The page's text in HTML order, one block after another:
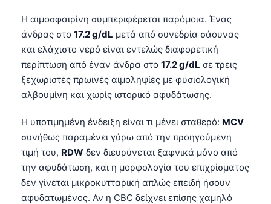
Η αιμοσφαιρίνη συμπεριφέρεται παρόμοια. Ένας
άνδρας στο 17.2 g/dL μετά από συνεδρία σάουνας
και ελάχιστο νερό είναι εντελώς διαφορετική
περίπτωση από έναν άνδρα στο 17.2 g/dL σε τρεις
ξεχωριστές πρωινές αιμοληψίες με φυσιολογική
αλβουμίνη και χωρίς ιστορικό αφυδάτωσης.
Η υποτιμημένη ένδειξη είναι τι μένει σταθερό: MCV
συνήθως παραμένει γύρω από την προηγούμενη
τιμή του, RDW δεν διευρύνεται ξαφνικά μόνο από
την αφυδάτωση, και η μορφολογία του επιχρίσματος
δεν γίνεται μικροκυτταρική απλώς επειδή ήσουν
αφυδατωμένος. Αν η CBC δείχνει επίσης χαμηλό